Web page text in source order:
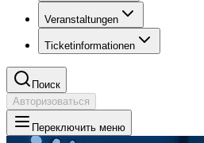
Veranstaltungen
Ticketinformationen
Поиск
Авторизоваться
Переключить меню